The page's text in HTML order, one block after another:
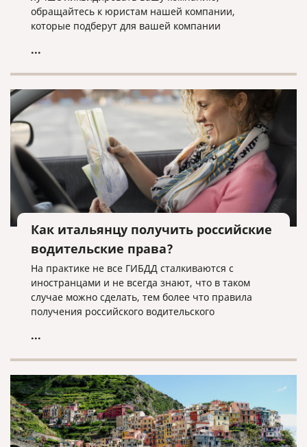
обращайтесь к юристам нашей компании,
которые подберут для вашей компании
...
Как итальянцу получить российские
водительские права?
На практике не все ГИБДД сталкиваются с
иностранцами и не всегда знают, что в таком
случае можно сделать, тем более что правила
получения российского водительского
разных стран.
...